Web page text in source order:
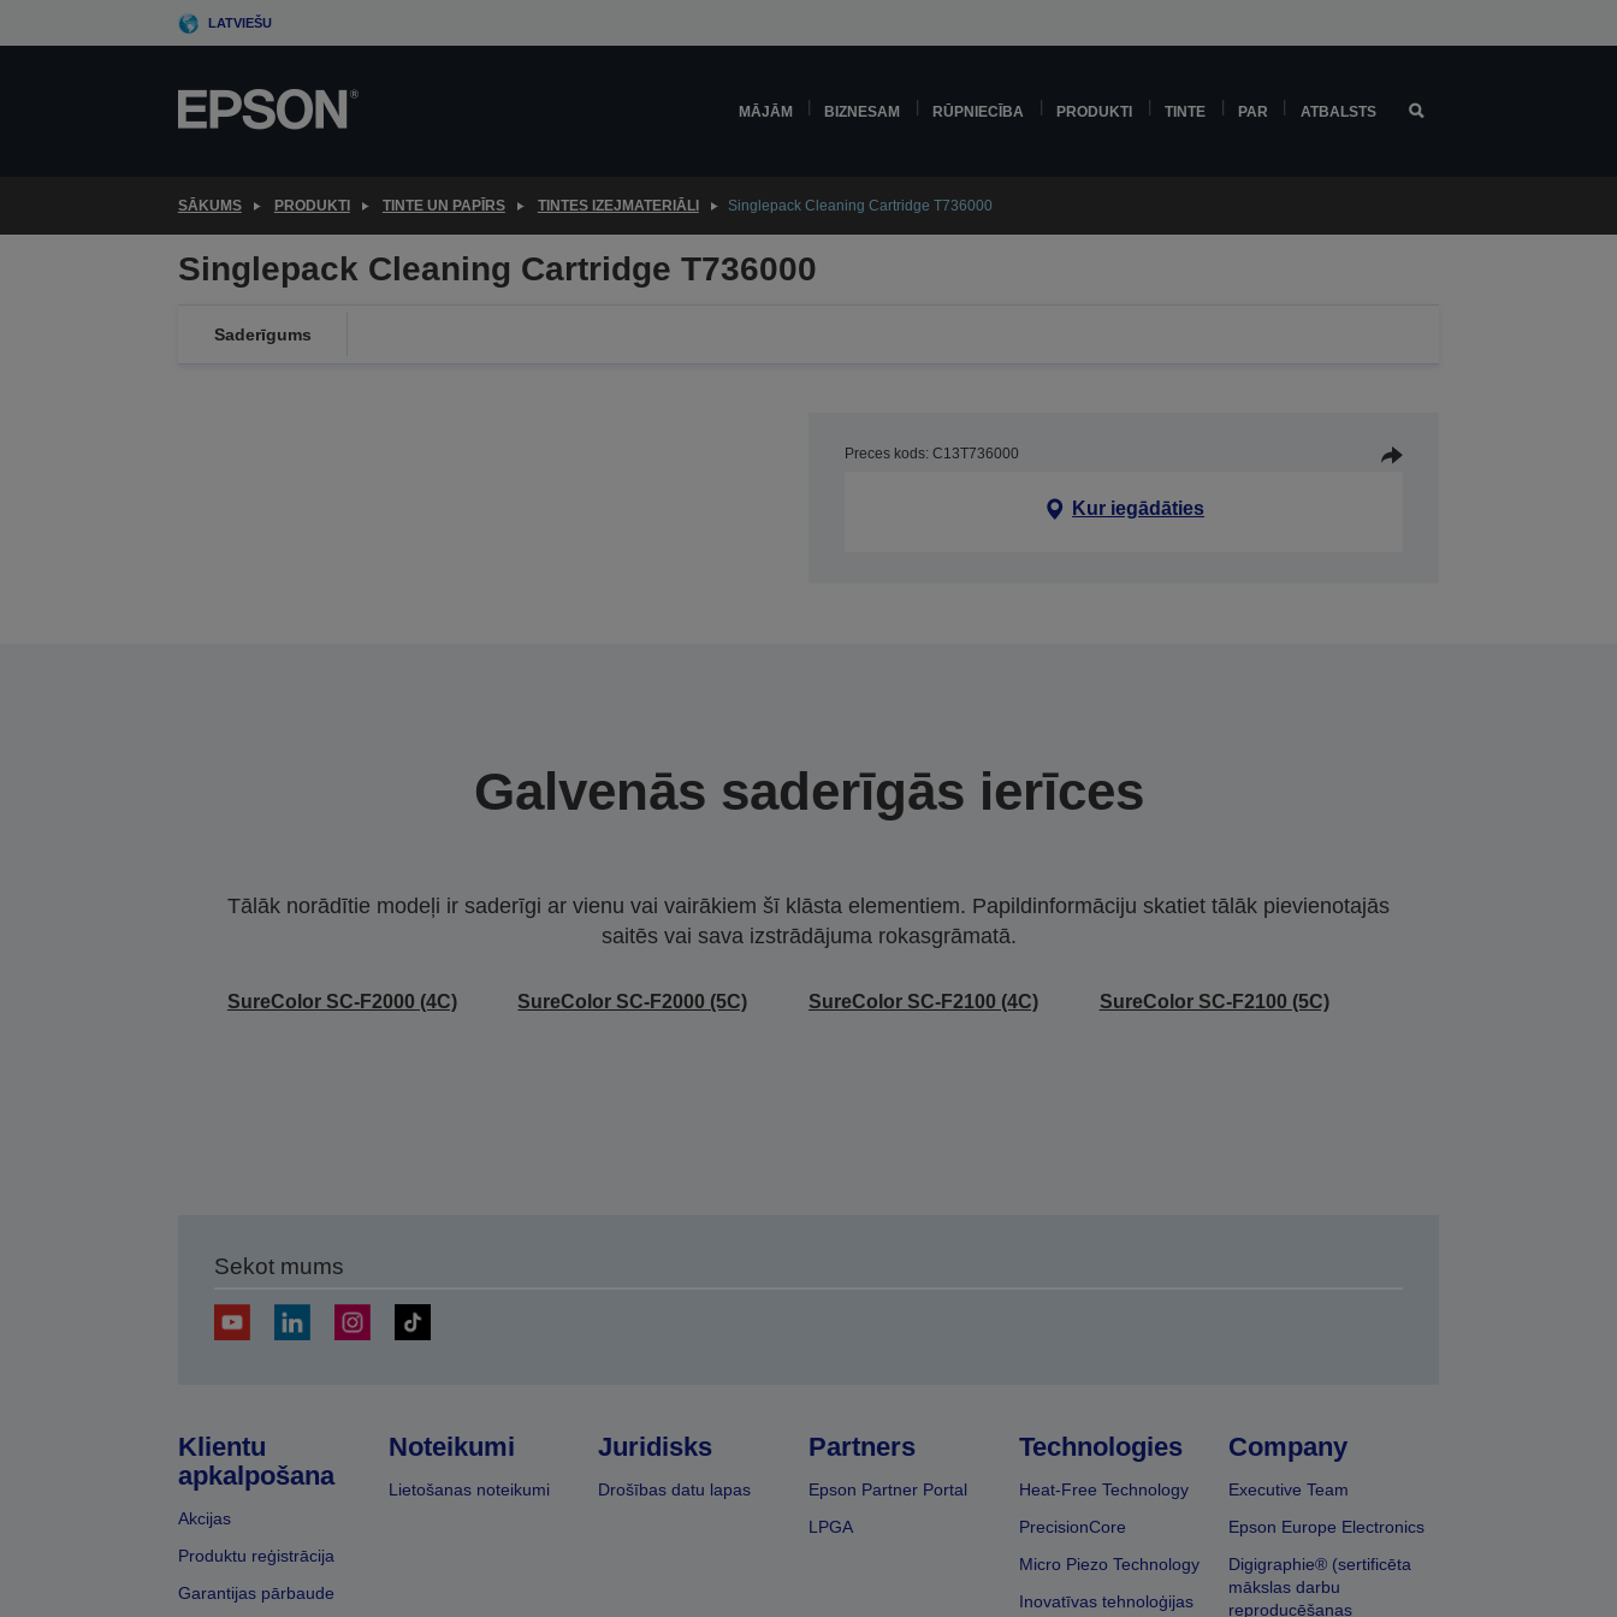
to
LATVIEŠU
MĀJĀM BIZNESAM RŪPNIECĪBA PRODUKTI TINTE PAR ATBALSTS
SĀKUMS PRODUKTI TINTE UN PAPĪRS TINTES IZEJMATERIĀLI Singlepack Cleaning Cartridge T736000
Singlepack Cleaning Cartridge T736000
Saderīgums
Preces kods: C13T736000
Kur iegādāties
Galvenās saderīgās ierīces
Tālāk norādītie modeļi ir saderīgi ar vienu vai vairākiem šī klāsta elementiem. Papildinformāciju skatiet tālāk pievienotajās
saitēs vai sava izstrādājuma rokasgrāmatā.
SureColor SC-F2000 (4C) SureColor SC-F2000 (5C) SureColor SC-F2100 (4C) SureColor SC-F2100 (5C)
Sekot mums
Klientu
apkalpošana
Akcijas
Produktu reģistrācija
Garantijas pārbaude
Noteikumi
Lietošanas noteikumi
Juridisks
Drošības datu lapas
Partners
Epson Partner Portal
LPGA
Technologies
Heat-Free Technology
PrecisionCore
Micro Piezo Technology
Inovatīvas tehnoloģijas
Company
Executive Team
Epson Europe Electronics
Digigraphie® (sertificēta
mākslas darbu
reproducēšanas